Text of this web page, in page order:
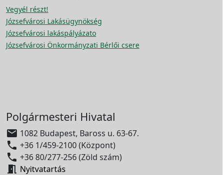
Vegyél részt!
Józsefvárosi Lakásügynökség
Józsefvárosi lakáspályázato
Józsefvárosi Önkormányzati Bérlői csere
Polgármesteri Hivatal
 1082 Budapest, Baross u. 63-67.
 +36 1/459-2100 (Központ)
 +36 80/277-256 (Zöld szám)
 Nyitvatartás